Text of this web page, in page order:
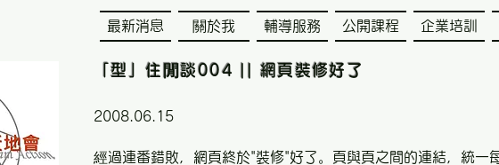
最新消息 關於我 輔導服務 公開課程 企業培訓
「型」住閒談004 || 網頁裝修好了
2008.06.15
經過連番錯敗，網頁終於"裝修"好了。頁與頁之間的連結，統一